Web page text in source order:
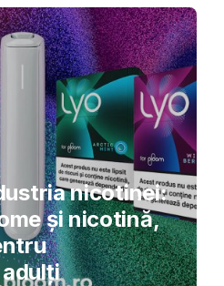
nicotinei:
și nicotină,